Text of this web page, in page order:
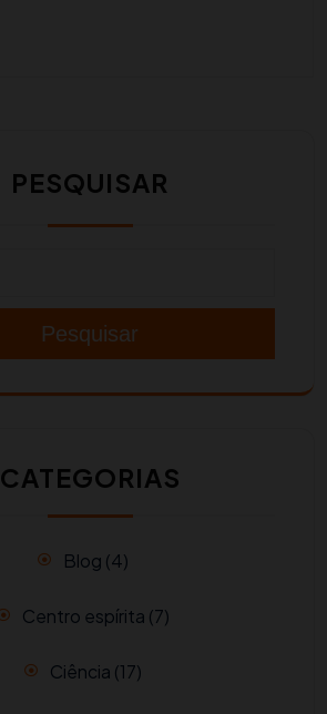
PESQUISAR
Pesquisar
CATEGORIAS
Blog (4)
Centro espírita (7)
Ciência (17)